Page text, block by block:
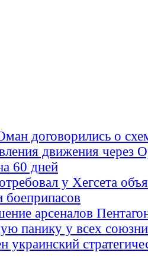
договорились о
движения через
60 дней
у Хегсета
боеприпасов
арсеналов
панику у всех
украинский